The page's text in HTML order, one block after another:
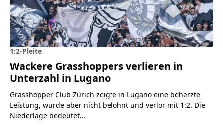
1:2-Pleite
Wackere Grasshoppers verlieren in
Unterzahl in Lugano
Grasshopper Club Zürich zeigte in Lugano eine beherzte
Leistung, wurde aber nicht belohnt und verlor mit 1:2. Die
Niederlage bedeutet...